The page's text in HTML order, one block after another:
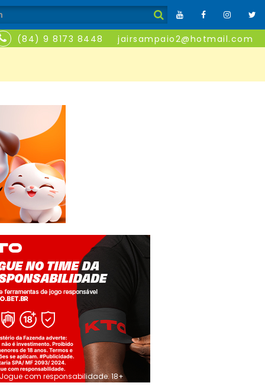
(84) 9 8173 8448 jairsampaio2@hotmail.com
Jogue com responsabilidade. 18+